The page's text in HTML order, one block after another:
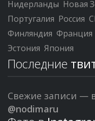
Нидерланды Новая
Португалия Россия
Финляндия Франция
Эстония Япония
Последние
Свежие записи —
@nodimaru